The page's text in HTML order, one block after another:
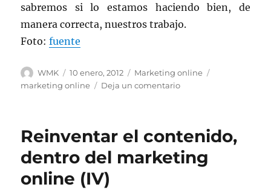
sabremos si lo estamos haciendo bien, de
manera correcta, nuestros trabajo.
Foto:fuente
Autor
WMK
Publicado
el
10 enero, 2012 Categorías
Marketing online
marketing online
Deja un comentarioen
el
Marketing
Online,
Reinventar el contenido,
dentro del marketing
online (IV)